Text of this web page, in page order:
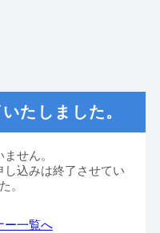
たしました。
せん。
込みは終了させてい
。
ー一覧へ